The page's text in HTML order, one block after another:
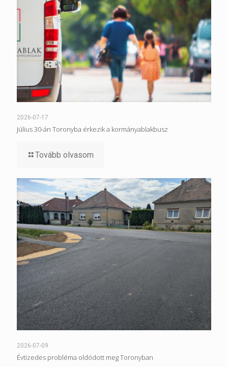
2026-07-17
Július 30-án Toronyba érkezik a kormányablakbusz
Tovább olvasom
2026-07-09
Évtizedes probléma oldódott meg Toronyban